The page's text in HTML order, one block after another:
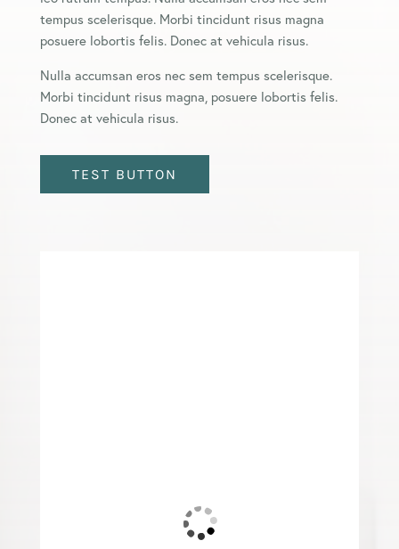
tempus scelerisque. Morbi tincidunt risus magna
posuere lobortis felis. Donec at vehicula risus.
Nulla accumsan eros nec sem tempus scelerisque.
Morbi tincidunt risus magna, posuere lobortis felis.
Donec at vehicula risus.
TEST BUTTON